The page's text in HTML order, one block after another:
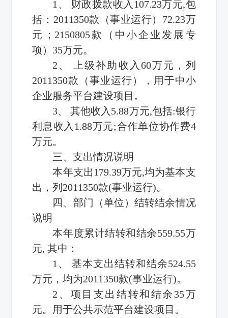
1、 财政拨款收入107.23万元,包
括：2011350款（事业运行）72.23万
元；2150805款（中小企业发展专
项）35万元。
2、 上级补助收入60万元，列
2011350款（事业运行），用于中小
企业服务平台建设项目。
3、 其他收入5.88万元,包括:银行
利息收入1.88万元;合作单位协作费4
万元。
三、支出情况说明
本年支出179.39万元,均为基本支
出，列2011350款(事业运行)。
四、部门（单位）结转结余情况
说明
本年度累计结转和结余559.55万
元, 其中：
1、 基本支出结转和结余524.55
万元，均为2011350款(事业运行)。
2、项目支出结转和结余35万
元。用于公共示范平台建设项目。